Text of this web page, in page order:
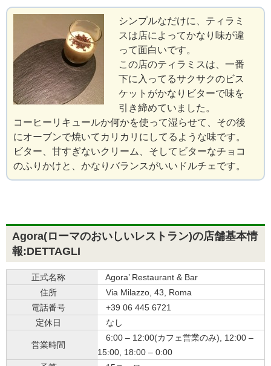
シンプルなだけに、ティラミ
スは店によってかなり味が違
って面白いです。
この店のティラミスは、一番
下に入ってるサクサクのビス
ケットがかなりビターで味を
引き締めていました。
コーヒーリキュールか何かを使って湿らせて、その後
にオーブンで焼いてカリカリにしてるような味です。
ビター、甘すぎないクリーム、そしてビターなチョコ
のふりかけと、かなりバランスがいいドルチェです。
Agora(ローマのおいしいレストラン)の店舗基本情
報:DETTAGLI
正式名称
Agora’ Restaurant & Bar
住所
Via Milazzo, 43, Roma
電話番号
+39 06 445 6721
定休日
なし
営業時間
6:00 – 12:00(カフェ営業のみ), 12:00 –
15:00, 18:00 – 0:00